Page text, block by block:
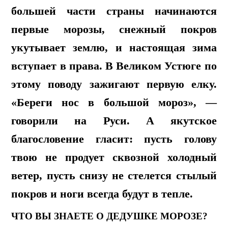
большей части страны начинаются
первые морозы, снежный покров
укутывает землю, и настоящая зима
вступает в права. В Великом Устюге по
этому поводу зажигают первую елку.
«Береги нос в большой мороз», —
говорили на Руси. А якутское
благословение гласит: пусть голову
твою не продует сквозной холодный
ветер, пусть снизу не стелется стылый
покров и ноги всегда будут в тепле.
ЧТО ВЫ ЗНАЕТЕ О ДЕДУШКЕ МОРОЗЕ?